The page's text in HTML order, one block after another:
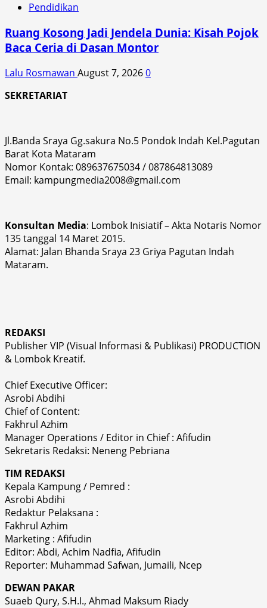
Pendidikan
Ruang Kosong Jadi Jendela Dunia: Kisah Pojok
Baca Ceria di Dasan Montor
Lalu Rosmawan August 7, 20260
SEKRETARIAT
Jl.Banda Sraya Gg.sakura No.5 Pondok Indah Kel.Pagutan
Barat Kota Mataram
Nomor Kontak: 089637675034 / 087864813089
Email: kampungmedia2008@gmail.com
Konsultan Media: Lombok Inisiatif – Akta Notaris Nomor
135 tanggal 14 Maret 2015.
Alamat: Jalan Bhanda Sraya 23 Griya Pagutan Indah
Mataram.
REDAKSI
Publisher VIP (Visual Informasi & Publikasi) PRODUCTION
& Lombok Kreatif.
Chief Executive Officer:
Asrobi Abdihi
Chief of Content:
Fakhrul Azhim
Manager Operations / Editor in Chief : Afifudin
Sekretaris Redaksi: Neneng Pebriana
TIM REDAKSI
Kepala Kampung / Pemred :
Asrobi Abdihi
Redaktur Pelaksana :
Fakhrul Azhim
Marketing : Afifudin
Editor: Abdi, Achim Nadfia, Afifudin
Reporter: Muhammad Safwan, Jumaili, Ncep
DEWAN PAKAR
Suaeb Qury, S.H.I., Ahmad Maksum Riady